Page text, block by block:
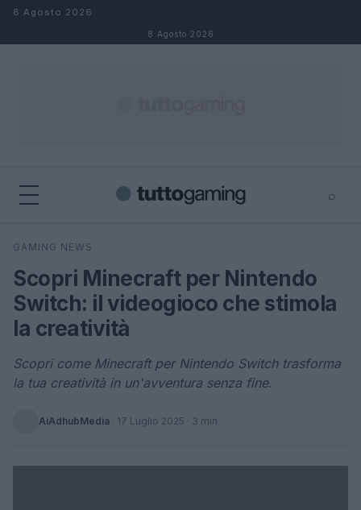
Salta al contenuto
8 Agosto 2026
8 Agosto 2026
⌕
Cerca
GAMING NEWS
Scopri Minecraft per Nintendo
Switch: il videogioco che stimola
la creatività
Scopri come Minecraft per Nintendo Switch trasforma
la tua creatività in un'avventura senza fine.
AiAdhubMedia · 17 Luglio 2025 · 3 min